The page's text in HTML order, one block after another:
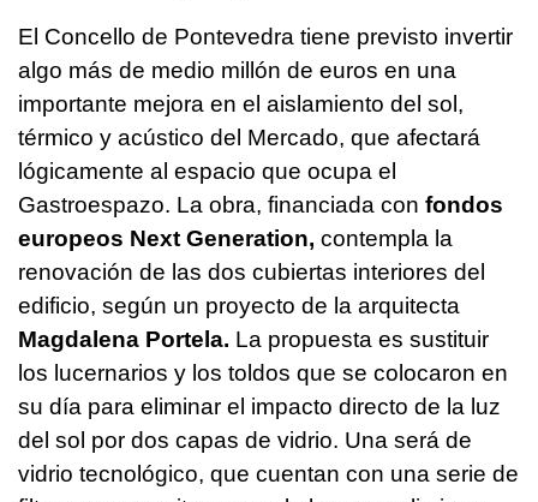
El Concello de Pontevedra tiene previsto invertir
algo más de medio millón de euros en una
importante mejora en el aislamiento del sol,
térmico y acústico del Mercado, que afectará
lógicamente al espacio que ocupa el
Gastroespazo. La obra, financiada con fondos
europeos Next Generation, contempla la
renovación de las dos cubiertas interiores del
edificio, según un proyecto de la arquitecta
Magdalena Portela. La propuesta es sustituir
los lucernarios y los toldos que se colocaron en
su día para eliminar el impacto directo de la luz
del sol por dos capas de vidrio. Una será de
vidrio tecnológico, que cuentan con una serie de